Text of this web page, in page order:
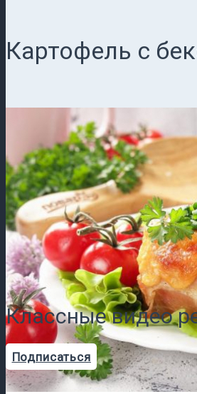
Картофель с
Классные видео
Подписаться